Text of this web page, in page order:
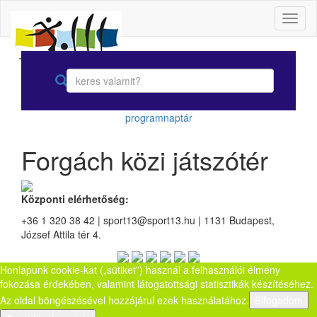
programnaptár
Forgách közi játszótér
Központi elérhetőség:
+36 1 320 38 42 | sport13@sport13.hu | 1131 Budapest,
József Attila tér 4.
Honlapunk cookie-kat („sütiket”) használ a felhasználói élmény
fokozása érdekében, valamint látogatottsági statisztikák készítéséhez.
Az oldal böngészésével hozzájárul ezek használatához.